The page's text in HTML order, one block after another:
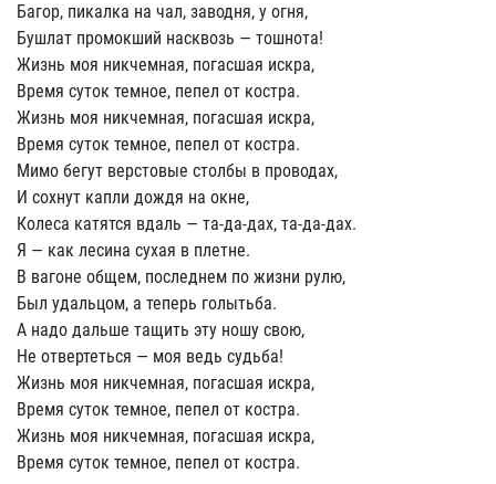
Багор, пикалка на чал, заводня, у огня,
Бушлат промокший насквозь — тошнота!
Жизнь моя никчемная, погасшая искра,
Время суток темное, пепел от костра.
Жизнь моя никчемная, погасшая искра,
Время суток темное, пепел от костра.
Мимо бегут верстовые столбы в проводах,
И сохнут капли дождя на окне,
Колеса катятся вдаль — та-да-дах, та-да-дах.
Я — как лесина сухая в плетне.
В вагоне общем, последнем по жизни рулю,
Был удальцом, а теперь голытьба.
А надо дальше тащить эту ношу свою,
Не отвертеться — моя ведь судьба!
Жизнь моя никчемная, погасшая искра,
Время суток темное, пепел от костра.
Жизнь моя никчемная, погасшая искра,
Время суток темное, пепел от костра.